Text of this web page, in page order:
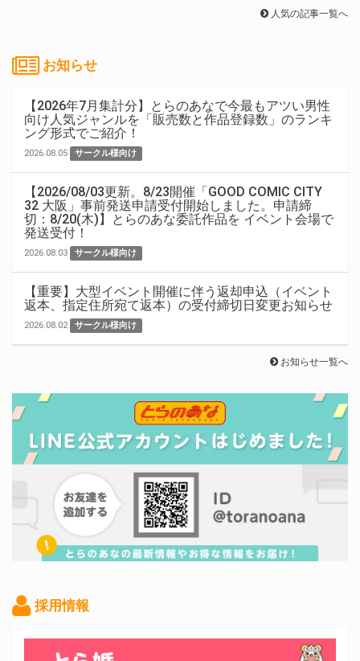
人気の記事一覧へ
お知らせ
【2026年7月集計分】とらのあなで今最もアツい男性
向け人気ジャンルを「販売数と作品登録数」のランキ
ング形式でご紹介！
2026.08.05 サークル様向け
【2026/08/03更新。8/23開催「GOOD COMIC CITY
32 大阪」事前発送申請受付開始しました。申請締
切：8/20(木)】とらのあな委託作品を イベント会場で
発送受付！
2026.08.03 サークル様向け
【重要】大型イベント開催に伴う返却申込（イベント
返本、指定住所宛て返本）の受付締切日変更お知らせ
2026.08.02 サークル様向け
お知らせ一覧へ
採用情報